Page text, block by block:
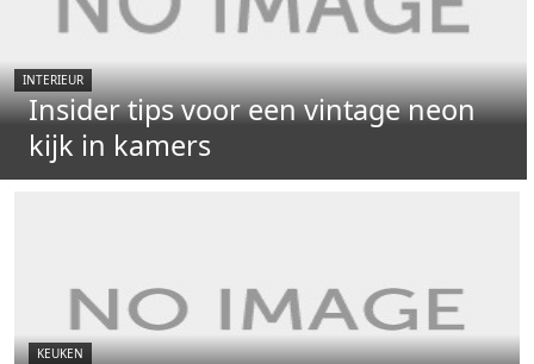
INTERIEUR
Insider tips voor een vintage neon
kijk in kamers
KEUKEN